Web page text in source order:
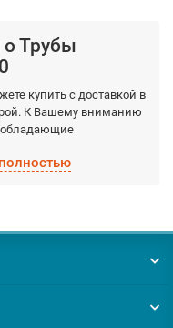
Трубы
купить с доставкой в
К Вашему вниманию
обладающие
Выберите
ПЭ100 у нас, вы
товара. Мы против